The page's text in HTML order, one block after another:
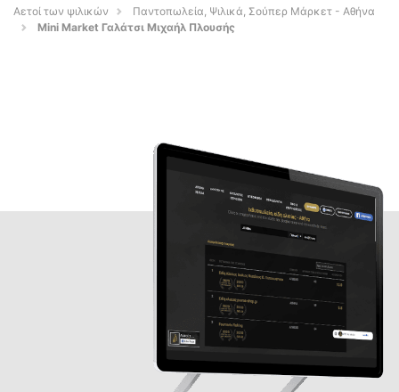
Αετοί των ψιλικών
Παντοπωλεία, Ψιλικά, Σούπερ Μάρκετ - Αθήνα
Mini Market Γαλάτσι Μιχαήλ Πλουσής